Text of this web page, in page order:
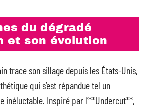
du dégradé
et son évolution
trace son sillage depuis les États-Unis,
qui s’est répandue tel un
inéluctable. Inspiré par l’**Undercut**,